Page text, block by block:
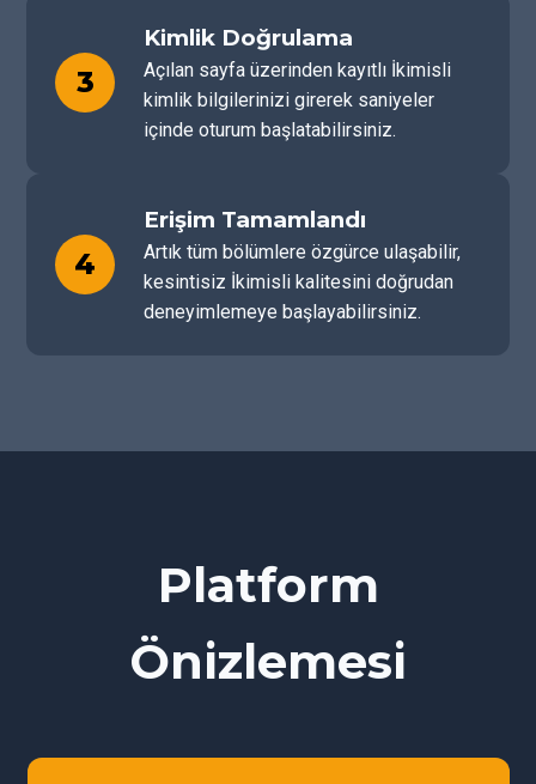
3
Kimlik Doğrulama
Açılan sayfa üzerinden kayıtlı İkimisli
kimlik bilgilerinizi girerek saniyeler
içinde oturum başlatabilirsiniz.
4
Erişim Tamamlandı
Artık tüm bölümlere özgürce ulaşabilir,
kesintisiz İkimisli kalitesini doğrudan
deneyimlemeye başlayabilirsiniz.
Platform
Önizlemesi